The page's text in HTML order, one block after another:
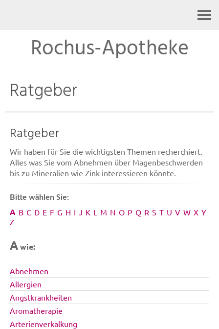
Rochus-Apotheke
Ratgeber
Ratgeber
Wir haben für Sie die wichtigsten Themen recherchiert.
Alles was Sie vom Abnehmen über Magenbeschwerden
bis zu Mineralien wie Zink interessieren könnte.
Bitte wählen Sie:
A B C D E F G H I J K L M N O P Q R S T U V W X Y
Z
Awie:
Abnehmen
Allergien
Angstkrankheiten
Aromatherapie
Arterienverkalkung